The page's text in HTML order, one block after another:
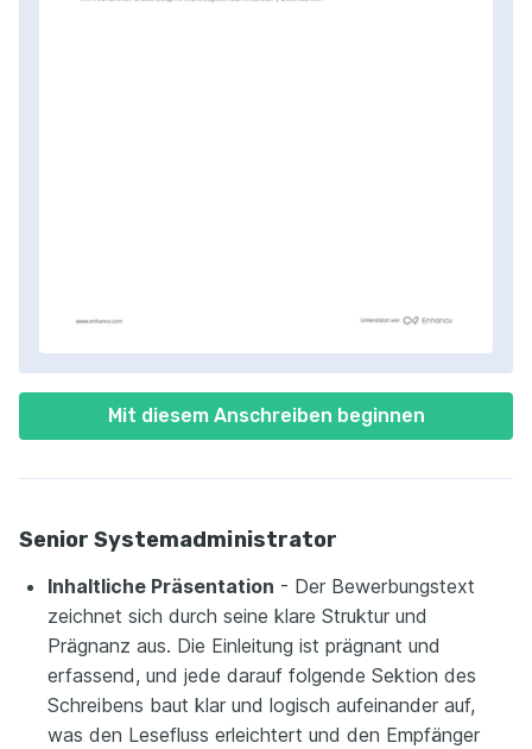
Mit diesem Anschreiben beginnen
Senior Systemadministrator
Inhaltliche Präsentation - Der Bewerbungstext
zeichnet sich durch seine klare Struktur und
Prägnanz aus. Die Einleitung ist prägnant und
erfassend, und jede darauf folgende Sektion des
Schreibens baut klar und logisch aufeinander auf,
was den Lesefluss erleichtert und den Empfänger